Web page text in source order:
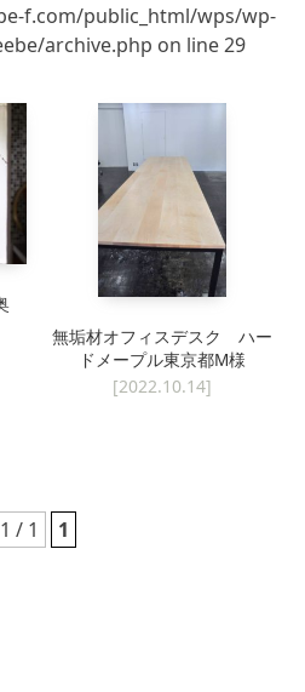
ン廻り家具
Kitchen
小物・その他
Furniture
り付け家具
Build-in
ーキッチン
f.com/public_html/wps/wp-
archive.php on line29
無垢材オフィスデスク ハー
ドメープル東京都M様
[2022.10.14]
1 / 1 1